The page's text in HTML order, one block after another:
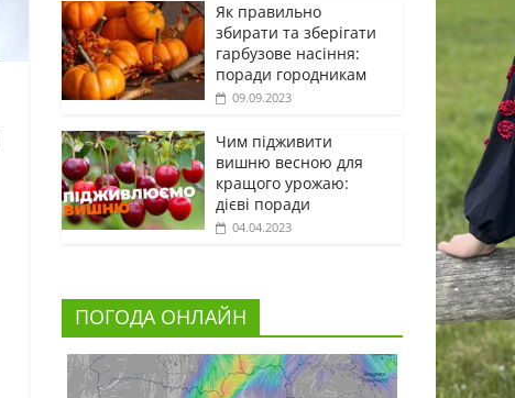
Як правильно
збирати та зберігати
гарбузове насіння:
поради городникам
09.09.2023
Чим підживити
вишню весною для
кращого урожаю:
дієві поради
04.04.2023
ПОГОДА ОНЛАЙН